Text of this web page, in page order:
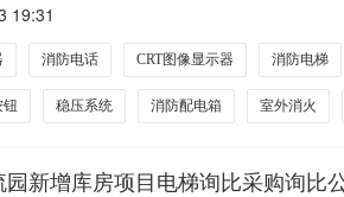
具备采购条件，现公开邀请供应商参加询
19:31
消防电话 CRT图像显示器 消防电梯
钮 稳压系统 消防配电箱 室外消火
新增库房项目电梯询比采购询比